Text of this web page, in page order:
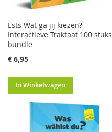
Ests Wat ga jij kiezen?
Interactieve Traktaat 100 stuks
bundle
€ 6,95
In Winkelwagen